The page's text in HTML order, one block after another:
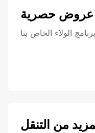
عروض حصرية
الولاء الخاص بنا
من التنقل